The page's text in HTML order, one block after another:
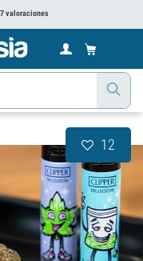
valoraciones
12